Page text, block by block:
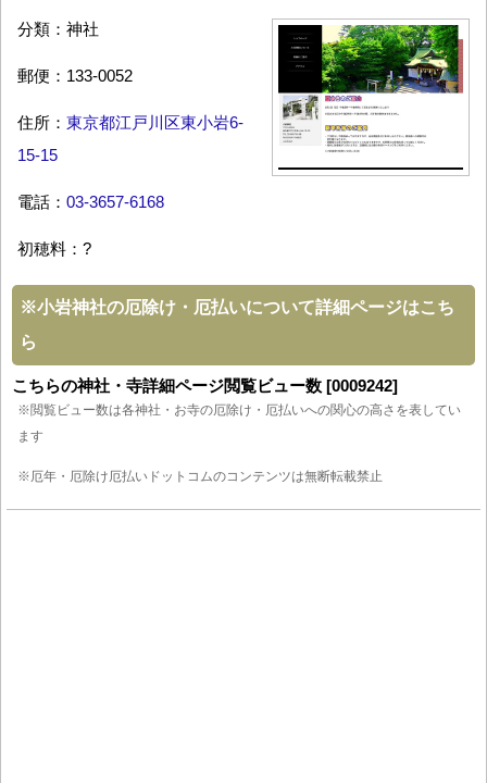
分類：神社
郵便：133-0052
住所： 東京都江戸川区東小岩6-
15-15
電話： 03-3657-6168
初穂料：?
※小岩神社の厄除け・厄払いについて詳細ページはこち
ら
こちらの神社・寺詳細ページ閲覧ビュー数 [0009242]
※閲覧ビュー数は各神社・お寺の厄除け・厄払いへの関心の高さを表してい
ます
※厄年・厄除け厄払いドットコムのコンテンツは無断転載禁止